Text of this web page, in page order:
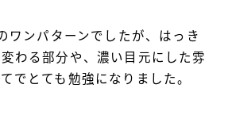
ワンパターンでしたが、はっき
わる部分や、濃い目元にした雰
でとても勉強になりました。